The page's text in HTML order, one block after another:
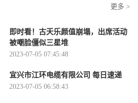
更多 >
即时看！古天乐颜值崩塌，出席活动
被嘲脸僵似三星堆
2023-07-05 07:45:48
宜兴市江环电缆有限公司 每日速递
2023-07-05 06:58:43